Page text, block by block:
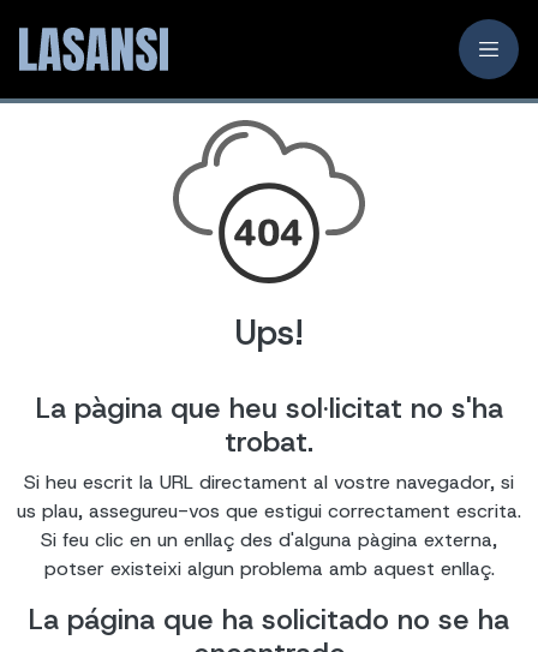
Ups!
La pàgina que heu sol·licitat no s'ha
trobat.
Si heu escrit la URL directament al vostre navegador, si
us plau, assegureu-vos que estigui correctament escrita.
Si feu clic en un enllaç des d'alguna pàgina externa,
potser existeixi algun problema amb aquest enllaç.
La página que ha solicitado no se ha